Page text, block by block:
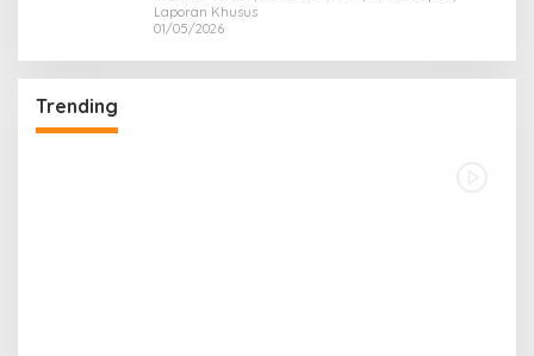
Laporan Khusus
01/05/2026
Trending